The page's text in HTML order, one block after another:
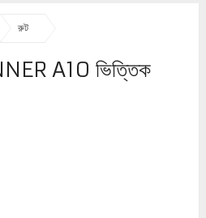
রুট
A10 ভিত্তিক